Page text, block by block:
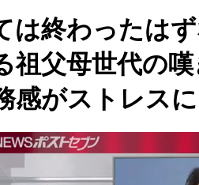
は終わったは
祖父母世代の
感がストレスに